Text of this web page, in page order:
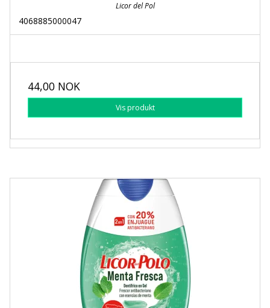
Licor del Pol
4068885000047
44,00 NOK
Vis produkt